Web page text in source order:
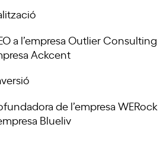
a l’empresa Outlier Consulting
Ackcent
de l’empresa
Blueliv